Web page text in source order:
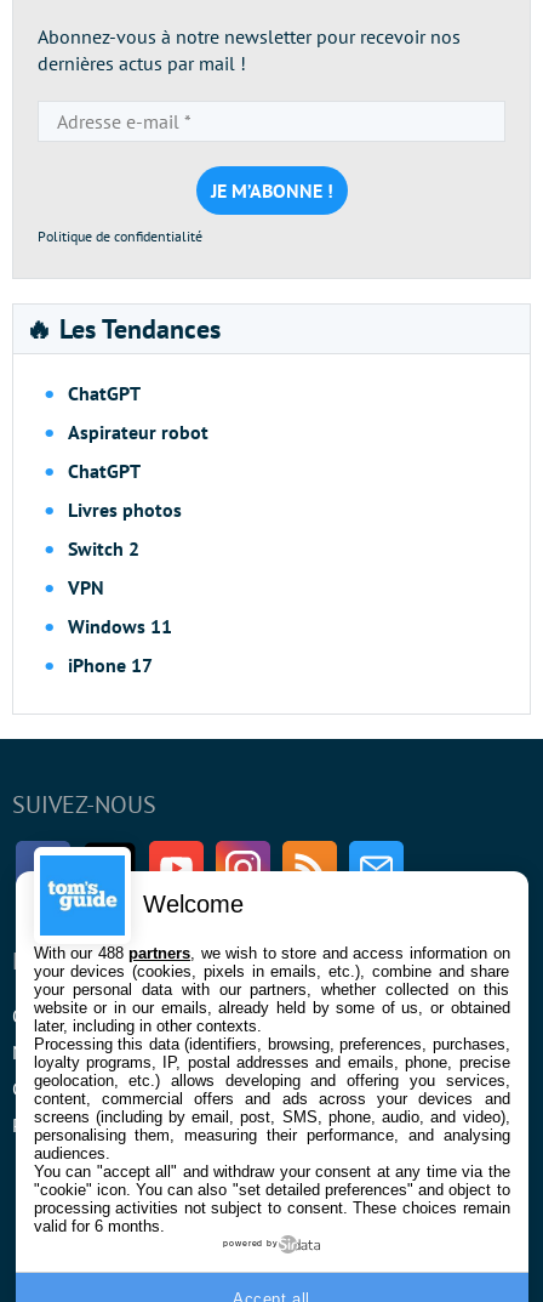
Abonnez-vous à notre newsletter pour recevoir nos
dernières actus par mail !
e-
mail
*
Politique de confidentialité
🔥 Les Tendances
ChatGPT
Aspirateur robot
ChatGPT
Livres photos
Switch 2
VPN
Windows 11
iPhone 17
SUIVEZ-NOUS
FacebookTwitter Youtube InstagramRSS Newsletter
ENTREPRISE
Qui sommes nous
Mentions légales et CGU
Confidentialité et Cookies
Préférences cookies
À PROPOS
La rédaction
Contact
Welcome
With our 488partners , we wish to store and access information on
your devices (cookies, pixels in emails, etc.), combine and share
your personal data with our partners, whether collected on this
website or in our emails, already held by some of us, or obtained
later, including in other contexts.
Processing this data (identifiers, browsing, preferences, purchases,
loyalty programs, IP, postal addresses and emails, phone, precise
geolocation, etc.) allows developing and offering you services,
content, commercial offers and ads across your devices and
screens (including by email, post, SMS, phone, audio, and video),
personalising them, measuring their performance, and analysing
audiences.
You can "accept all" and withdraw your consent at any time via the
"cookie" icon. You can also "set detailed preferences" and object to
processing activities not subject to consent. These choices remain
valid for 6 months.
powered by
Accept all